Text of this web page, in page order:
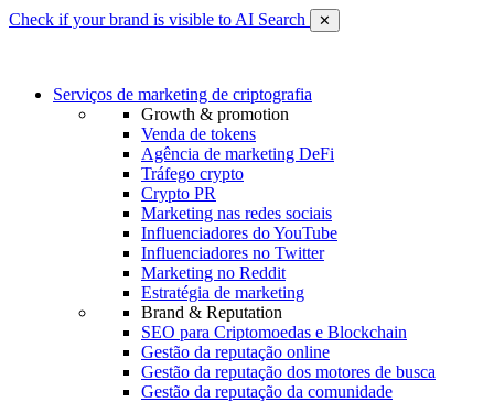
Check if your brand is visible to AI Search ✕
Serviços de marketing de criptografia
Growth & promotion
Venda de tokens
Agência de marketing DeFi
Tráfego crypto
Crypto PR
Marketing nas redes sociais
Influenciadores do YouTube
Influenciadores no Twitter
Marketing no Reddit
Estratégia de marketing
Brand & Reputation
SEO para Criptomoedas e Blockchain
Gestão da reputação online
Gestão da reputação dos motores de busca
Gestão da reputação da comunidade